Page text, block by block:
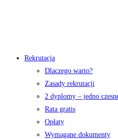
Rekrutacja
Dlaczego warto?
Zasady rekrutacji
2 dyplomy – jedno
Rata gratis
Opłaty
Wymagane dokumenty